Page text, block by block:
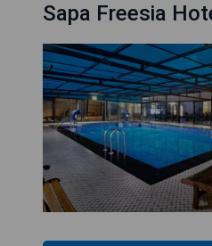
Sapa Freesia